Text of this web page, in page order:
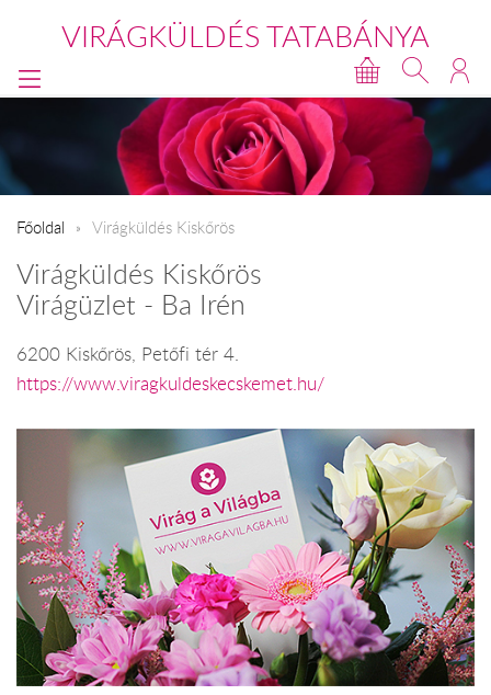
VIRÁGKÜLDÉS TATABÁNYA
Főoldal Virágküldés Kiskőrös
Virágküldés Kiskőrös
Virágüzlet - Ba Irén
6200 Kiskőrös, Petőfi tér 4.
https://www.viragkuldeskecskemet.hu/